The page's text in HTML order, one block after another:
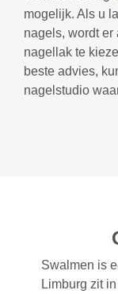
mogelijk. Als u
nagels, wordt er
nagellak te
beste advies,
nagelstudio
Swalmen is
Limburg zit